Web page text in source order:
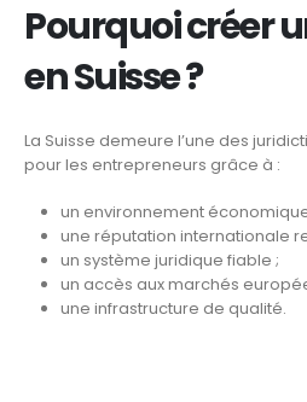
Pourquoi créer
en Suisse ?
La Suisse demeure l’une des
pour les entrepreneurs grâce à :
un environnement
une réputation internationale
un système juridique fiable ;
un accès aux marchés
une infrastructure de qualité.